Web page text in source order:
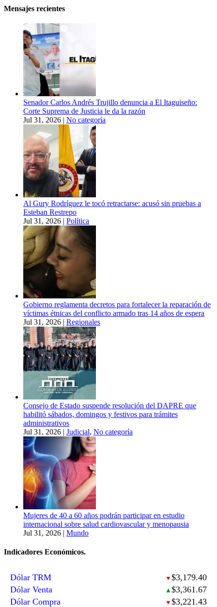
Mensajes recientes
Senador Carlos Andrés Trujillo denuncia a El Itaguiseño:
Corte Suprema de Justicia le da la razón
Jul 31, 2026 | No categoría
Al Gury Rodríguez le tocó retractarse: acusó sin pruebas a
Esteban Restrepo
Jul 31, 2026 | Política
Gobierno reglamenta decretos para fortalecer la reparación de
víctimas étnicas del conflicto armado tras 14 años de espera
Jul 31, 2026 | Regionales
Consejo de Estado suspende resolución del DAPRE que
habilitó sábados, domingos y festivos para trámites
administrativos
Jul 31, 2026 | Judicial, No categoría
Mujeres de 40 a 60 años podrán participar en estudio
internacional sobre salud cardiovascular y menopausia
Jul 31, 2026 | Mundo
Indicadores Económicos.
Dólar TRM ▼ $3,179.40
Dólar Venta
▲ $3,361.67
Dólar Compra
▼ $3,221.43